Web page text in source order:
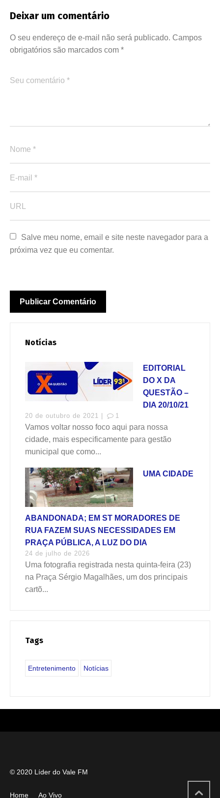
Deixar um comentário
O seu endereço de e-mail não será publicado. Campos
obrigatórios são marcados com *
Salve meu nome, email e site neste navegador para a
próxima vez que eu comentar.
Notícias
EDITORIAL
DO X DA
QUESTÃO –
DIA 20/10/21
20 de outubro de 2021 | 1
Vamos voltar nosso foco aqui para nossa
cidade, mais especificamente para gestão
municipal que como...
UMA CIDADE
ABANDONADA; EM ST MORADORES DE
RUA FAZEM SUAS NECESSIDADES EM
PRAÇA PÚBLICA, A LUZ DO DIA
24 de julho de 2026
Uma fotografia registrada nesta quinta-feira (23)
na Praça Sérgio Magalhães, um dos principais
cartõ...
Tags
Entretenimento Notícias
© 2020 Líder do Vale FM
Home Ao Vivo